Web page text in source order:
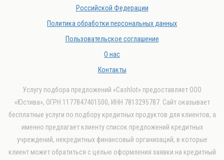
Российской Федерации
Политика обработки персональных данных
Пользовательское соглашение
О нас
Контакты
Услугу подбора предложений «Cashlot» предоставляет ООО
«Юстива», ОГРН 1177847401500, ИНН 7813295787. Сайт оказывает
бесплатные услуги по подбору кредитных продуктов для клиентов, а
именно предлагает клиенту список предложений кредитных
учреждений, некредитных финансовый организаций, в которые
клиент может обратиться с целью оформления заявки на кредитный